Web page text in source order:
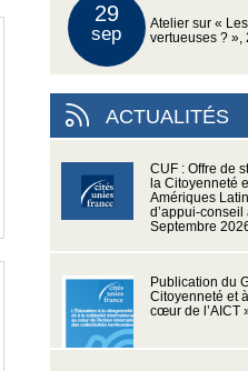
29
sep
Atelier sur «
vertueuses ? »,
ACTUALITÉS
CUF : Offre de
la Citoyenneté
Amériques
d’appui-conseil
Septembre
Publication du
Citoyenneté et
cœur de l’AICT